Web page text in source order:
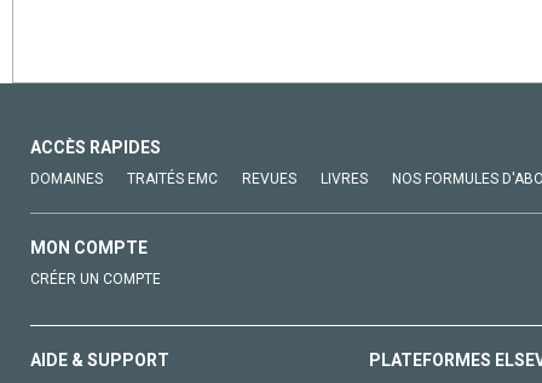
ACCÈS RAPIDES
DOMAINES TRAITÉS EMC REVUES LIVRES NOS FORMULES
MON COMPTE
CRÉER UN COMPTE
AIDE & SUPPORT PLATEFORMES